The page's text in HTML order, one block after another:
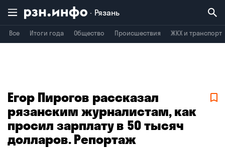
Рязань
Все Итоги года Общество Происшествия ЖКХ и транспорт
Воронеж Брянск
Егор Пирогов рассказал
рязанским журналистам, как
просил зарплату в 50 тысяч
долларов. Репортаж